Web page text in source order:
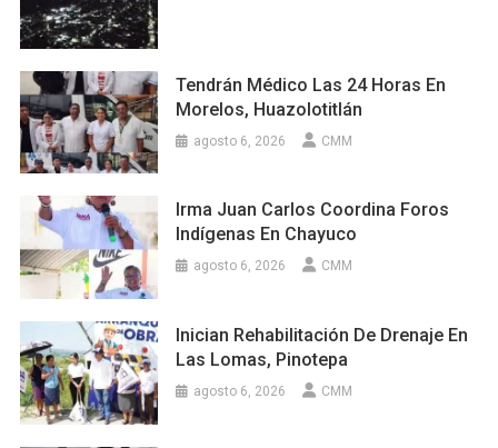
Tendrán Médico Las 24 Horas En
Morelos, Huazolotitlán
agosto 6, 2026 CMM
Irma Juan Carlos Coordina Foros
Indígenas En Chayuco
agosto 6, 2026 CMM
Inician Rehabilitación De Drenaje En
Las Lomas, Pinotepa
agosto 6, 2026 CMM